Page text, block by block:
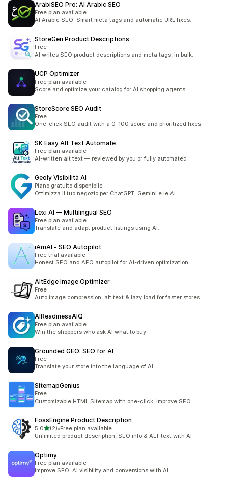
ArabiSEO Pro: AI Arabic SEO
Free plan available
AI Arabic SEO: Smart meta tags and automatic URL fixes.
StoreGen Product Descriptions
Free
AI writes SEO product descriptions and meta tags, in bulk.
UCP Optimizer
Free plan available
Score and optimize your catalog for AI shopping agents.
StoreScore SEO Audit
Free
One-click SEO audit with a 0-100 score and prioritized fixes
SK Easy Alt Text Automate
Free plan available
AI-written alt text — reviewed by you or fully automated
Geoly Visibilità AI
Piano gratuito disponibile
Ottimizza il tuo negozio per ChatGPT, Gemini e le AI.
Lexi AI — Multilingual SEO
Free plan available
Translate and adapt product listings using AI.
iAmAI ‑ SEO Autopilot
Free trial available
Honest SEO and AEO autopilot for AI-driven optimization
AltEdge Image Optimizer
Free
Auto image compression, alt text & lazy load for faster stores
AIReadinessAIQ
Free plan available
Win the shoppers who ask AI what to buy
Grounded GEO: SEO for AI
Free
Translate your store into the language of AI
SitemapGenius
Free
Customizable HTML Sitemap with one-click. Improve SEO
FossEngine Product Description
5,0na 5 gwiazdek
(2)
Łączna liczba recenzji: 2
•Free plan available
Unlimited product description, SEO info & ALT text with AI
Optimy
Free plan available
Improve SEO, AI visibility and conversions with AI